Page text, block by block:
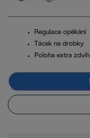
Regulace opékání
Tácek na drobky
Poloha extra zdvih